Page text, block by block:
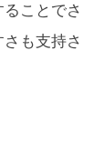
ことでさ
も支持さ